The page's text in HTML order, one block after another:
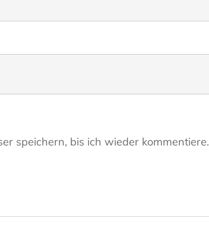
speichern, bis ich wieder kommentiere.